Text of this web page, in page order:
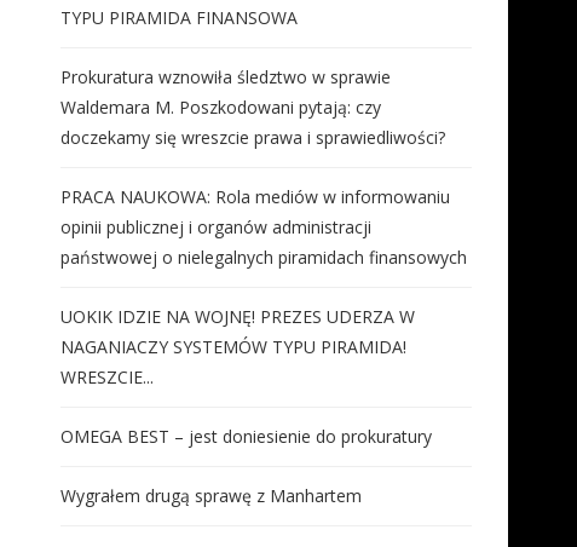
TYPU PIRAMIDA FINANSOWA
Prokuratura wznowiła śledztwo w sprawie
Waldemara M. Poszkodowani pytają: czy
doczekamy się wreszcie prawa i sprawiedliwości?
PRACA NAUKOWA: Rola mediów w informowaniu
opinii publicznej i organów administracji
państwowej o nielegalnych piramidach finansowych
UOKIK IDZIE NA WOJNĘ! PREZES UDERZA W
NAGANIACZY SYSTEMÓW TYPU PIRAMIDA!
WRESZCIE...
OMEGA BEST – jest doniesienie do prokuratury
Wygrałem drugą sprawę z Manhartem